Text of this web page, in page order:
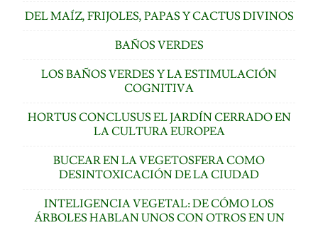
DEL MAÍZ, FRIJOLES, PAPAS Y CACTUS DIVINOS
BAÑOS VERDES
LOS BAÑOS VERDES Y LA ESTIMULACIÓN
COGNITIVA
HORTUS CONCLUSUS EL JARDÍN CERRADO EN
LA CULTURA EUROPEA
BUCEAR EN LA VEGETOSFERA COMO
DESINTOXICACIÓN DE LA CIUDAD
INTELIGENCIA VEGETAL: DE CÓMO LOS
ÁRBOLES HABLAN UNOS CON OTROS EN UN